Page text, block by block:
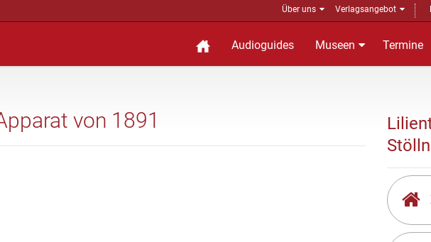
Über uns Verlagsangebot
Audioguides Museen Termine
von 1891
Stölln